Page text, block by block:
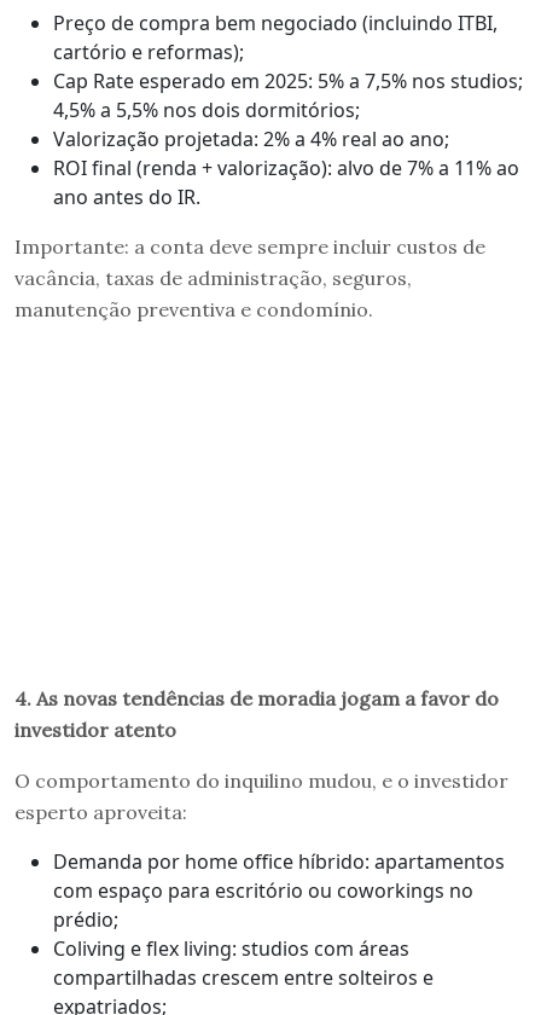
Preço de compra bem negociado (incluindo ITBI,
cartório e reformas);
Cap Rate esperado em 2025: 5% a 7,5% nos studios;
4,5% a 5,5% nos dois dormitórios;
Valorização projetada: 2% a 4% real ao ano;
ROI final (renda + valorização): alvo de 7% a 11% ao
ano antes do IR.
Importante: a conta deve sempre incluir custos de
vacância, taxas de administração, seguros,
manutenção preventiva e condomínio.
4. As novas tendências de moradia jogam a favor do
investidor atento
O comportamento do inquilino mudou, e o investidor
esperto aproveita:
Demanda por home office híbrido: apartamentos
com espaço para escritório ou coworkings no
prédio;
Coliving e flex living: studios com áreas
compartilhadas crescem entre solteiros e
expatriados;